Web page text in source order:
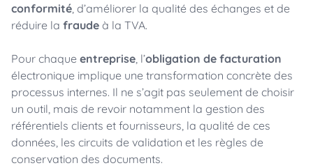
conformité , d’améliorer la qualité des échanges et de
réduire la fraude à la TVA.
Pour chaque entreprise , l’obligation de facturation
électronique implique une transformation concrète des
processus internes. Il ne s’agit pas seulement de choisir
un outil, mais de revoir notamment la gestion des
référentiels clients et fournisseurs, la qualité de ces
données, les circuits de validation et les règles de
conservation des documents.